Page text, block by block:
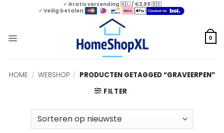
✓ Gratis verzending 🇳🇱 / €3,99 🇧🇪
✓ Veilig betalen:
0
HOME / WEBSHOP / PRODUCTEN GETAGGED “GRAVEERPEN”
FILTER